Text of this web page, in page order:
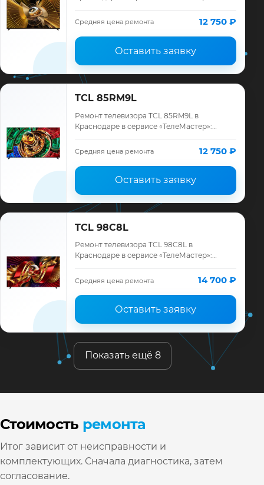
ремонта, запчасти и гарантия до 12
Средняя цена ремонта 12 750 ₽
Оставить заявку
TCL 85RM9L
Ремонт телевизора TCL 85RM9L в
Краснодаре в сервисе «ТелеМастер»:
ремонта, запчасти и гарантия до 12
месяцев.
Средняя цена ремонта 12 750 ₽
Оставить заявку
TCL 98C8L
Ремонт телевизора TCL 98C8L в
Краснодаре в сервисе «ТелеМастер»:
ремонта, запчасти и гарантия до 12
месяцев.
Средняя цена ремонта 14 700 ₽
Оставить заявку
Показать ещё 8
Стоимость ремонта
Итог зависит от неисправности и
комплектующих. Сначала диагностика, затем
согласование.